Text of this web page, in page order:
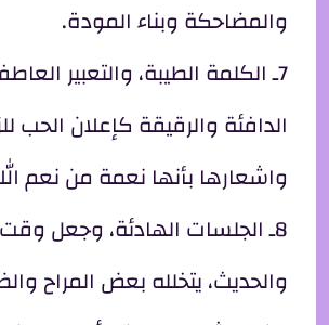
والمضاحكة وبناء المودة.
7ـ الكلمة الطيبة، والتعبير
الدافئة والرقيقة كإعلان الحب
واشعارها بأنها نعمة من نعم
8ـ الجلسات الهادئة، وجعل وقت
والحديث، يتخلله بعض المراح